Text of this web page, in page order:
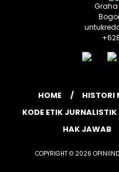
Graha
HOME HISTORI
KODE ETIK JURNALISTIK
HAK JAWAB
COPYRIGHT © 2026